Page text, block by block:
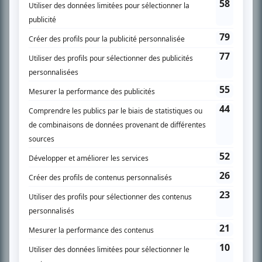
SUR LE RÉSEAU BIZZ MÉDIA
PLAN DU SITE
Accueil
Liste des oeuvres
Recherche avancée
À propos
Nous contacter
Termes et conditions
Politique de confidentialité
Gestion du consentement